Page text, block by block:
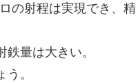
の射程は実現でき、精
量は大きい。
。